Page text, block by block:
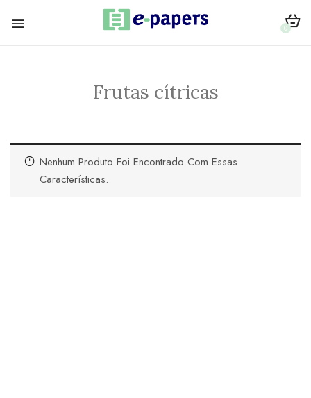
0
Frutas cítricas
Nenhum Produto Foi Encontrado Com Essas
Características.